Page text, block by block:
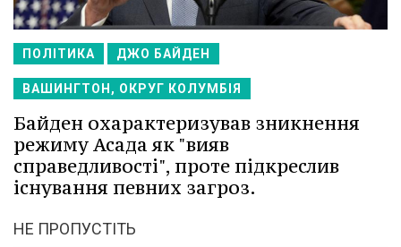
ПОЛІТИКА ДЖО БАЙДЕН
ВАШИНГТОН, ОКРУГ КОЛУМБІЯ
Байден охарактеризував зникнення
режиму Асада як "вияв
справедливості", проте підкреслив
існування певних загроз.
НЕ ПРОПУСТІТЬ